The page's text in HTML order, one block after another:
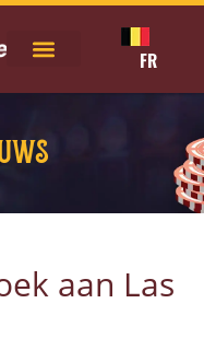
FR
aan Las